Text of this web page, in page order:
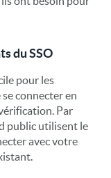
du SSO
pour les
connecter en
Par
public utilisent le
avec votre